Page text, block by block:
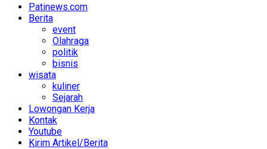
Patinews.com
Berita
event
Olahraga
politik
bisnis
wisata
kuliner
Sejarah
Lowongan Kerja
Kontak
Youtube
Kirim Artikel/Berita